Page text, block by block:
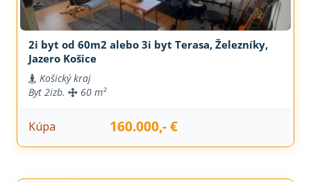
2i byt od 60m2 alebo 3i byt Terasa, Železníky,
Jazero Košice
Košický kraj
Byt 2izb. 60 m²
Kúpa 160.000,- €